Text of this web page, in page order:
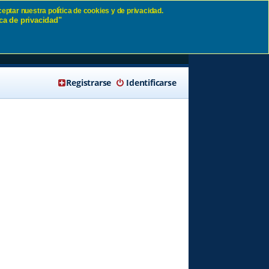
Identificarse
Registrarse
nuestra política de cookies y de privacidad.
de privacidad"